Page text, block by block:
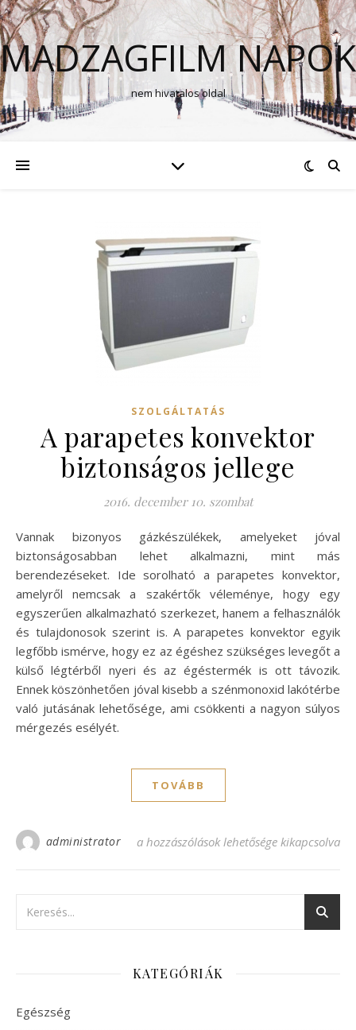
MADZAGFILM NAPOK
nem hivatalos oldal
SZOLGÁLTATÁS
A parapetes konvektor
biztonságos jellege
2016. december 10. szombat
Vannak bizonyos gázkészülékek, amelyeket jóval
biztonságosabban lehet alkalmazni, mint más
berendezéseket. Ide sorolható a parapetes konvektor,
amelyről nemcsak a szakértők véleménye, hogy egy
egyszerűen alkalmazható szerkezet, hanem a felhasználók
és tulajdonosok szerint is. A parapetes konvektor egyik
legfőbb ismérve, hogy ez az égéshez szükséges levegőt a
külső légtérből nyeri és az égéstermék is ott távozik.
Ennek köszönhetően jóval kisebb a szénmonoxid lakótérbe
való jutásának lehetősége, ami csökkenti a nagyon súlyos
mérgezés esélyét.
TOVÁBB
administrator A parapetes konvektor biztonságos jellege
a hozzászólások lehetősége kikapcsolva
KATEGÓRIÁK
Egészség